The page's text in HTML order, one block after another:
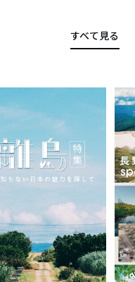
すべて見る